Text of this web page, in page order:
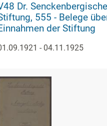
Dr. Senckenbergische
555 - Belege über
der Stiftung
- 04.11.1925